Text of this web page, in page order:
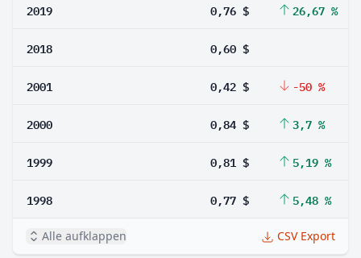
2019 0,76 $ 26,67 %
2018 0,60 $
2001 0,42 $ -50 %
2000 0,84 $ 3,7 %
1999 0,81 $ 5,19 %
1998 0,77 $ 5,48 %
Alle aufklappen CSV Export